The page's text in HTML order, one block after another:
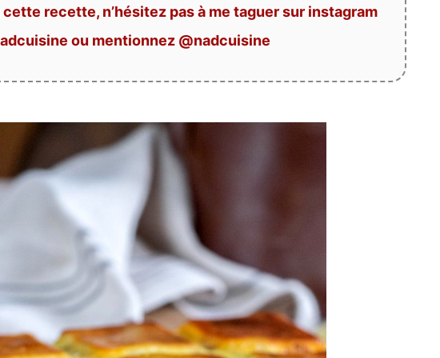
recette, n’hésitez pas à me taguer sur instagram
ou mentionnez @nadcuisine